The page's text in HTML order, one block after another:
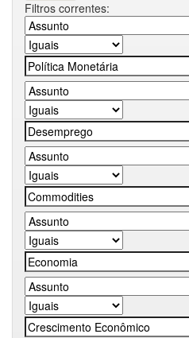
Filtros correntes: